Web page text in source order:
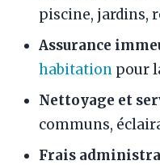
piscine, jardins,
Assurance
habitation pour
Nettoyage et
communs,
Frais